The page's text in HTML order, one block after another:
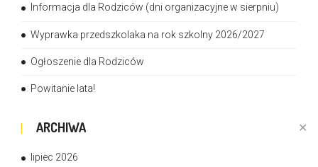
✕
Informacja dla Rodziców (dni organizacyjne w sierpniu)
Wyprawka przedszkolaka na rok szkolny 2026/2027
Ogłoszenie dla Rodziców
Powitanie lata!
ARCHIWA
lipiec 2026